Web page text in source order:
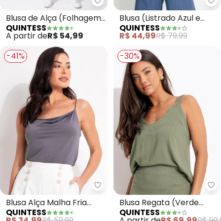
Quintess - Blusa de Alça
Blusa de Alça (Folhagem
Azul)
QUINTESS
A partir deR$ 54,99
Blusa (Listrado Azul e
Branco) em Canelado
QUINTESS
R$ 44,99R$ 79,99
-41%
Quintess - Blusa Alça Malha
Blusa Alça Malha Fria
Cinza com Decote
QUINTESS
-30%
Blusa Regata (Verde
Oliva) em Viscose Plana
QUINTESS